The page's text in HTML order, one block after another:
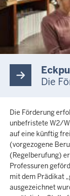
Die
Die Förderung
unbefristete W2/
auf eine künftig
(vorgezogene
(Regelberufung)
Professuren
mit dem Prädikat
ausgezeichnet